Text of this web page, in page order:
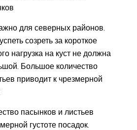
для северных районов.
созреть за короткое
нагрузка на куст не должна
Большое количество
приводит к чрезмерной
пасынков и листьев
густоте посадок.